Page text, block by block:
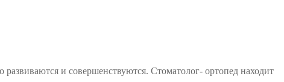
и совершенствуются. Стоматолог- ортопед находит